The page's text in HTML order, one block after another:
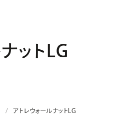
ットLG
アトレウォールナットLG